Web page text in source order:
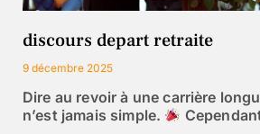
discours depart retraite
9 décembre 2025
Dire au revoir à une carrière
n’est jamais simple.